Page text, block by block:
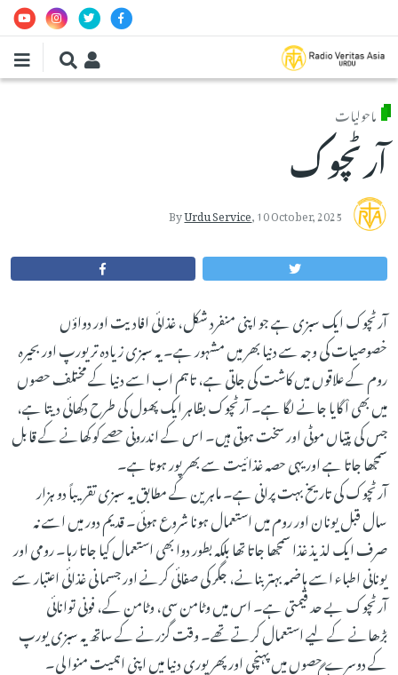
ماحولیات
آرٹچوک
ByUrdu Service,10 October, 2025
آرٹچوک ایک سبزی ہے جو اپنی منفرد شکل، غذائی افادیت اور دواؤں
خصوصیات کی وجہ سے دنیا بھر میں مشہور ہے۔ یہ سبزی زیادہ تر یورپ اور بحیرہ
روم کے علاقوں میں کاشت کی جاتی ہے، تاہم اب اسے دنیا کے مختلف حصوں
میں بھی اْگایا جانے لگا ہے۔ آرٹچوک بظاہر ایک پھول کی طرح دکھائی دیتا ہے،
جس کی پتیاں موٹی اور سخت ہوتی ہیں۔ اس کے اندرونی حصے کو کھانے کے قابل
سمجھا جاتا ہے اور یہی حصہ غذائیت سے بھرپور ہوتا ہے۔
آرٹچوک کی تاریخ بہت پرانی ہے۔ ماہرین کے مطابق یہ سبزی تقریباً دو ہزار
سال قبل یونان اور روم میں استعمال ہونا شروع ہوئی۔ قدیم دور میں اسے نہ
صرف ایک لذیذ غذا سمجھا جاتا تھا بلکہ بطور دوا بھی استعمال کیا جاتا رہا۔ رومی اور
یونانی اطباء اسے ہاضمہ بہتر بنانے، جگر کی صفائی کرنے اور جسما نی غذائی اعتبار سے
آرٹچوک بے حد قیمتی ہے۔ اس میں وٹامن سی، وٹامن کے، فونی توانائی
بڑھانے کے لیے استعمال کرتے تھے۔ وقت گزرنے کے ساتھ یہ سبزی یورپ
کے دوسرے حصوں میں پہنچی اور پھر پوری دنیا میں اپنی اہمیت منوا لی۔